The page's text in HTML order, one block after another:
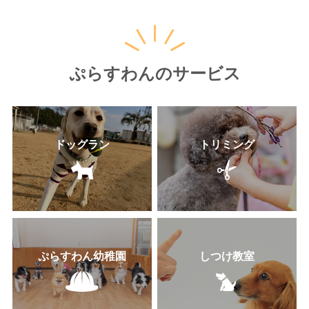
ぷらすわんのサービス
ドッグラン トリミング
ぷらすわん幼稚園 しつけ教室